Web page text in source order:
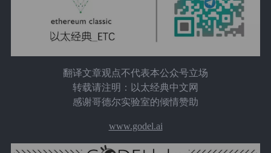
翻译文章观点不代表本公众号立场
转载请注明：以太经典中文网
感谢哥德尔实验室的倾情赞助
www.godel.ai